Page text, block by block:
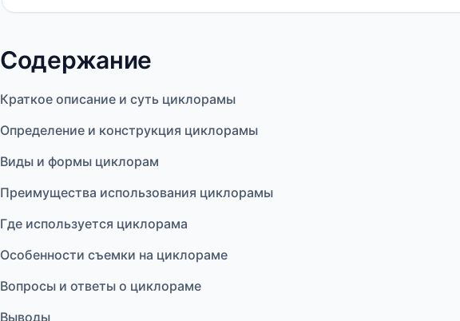
Содержание
Краткое описание и суть циклорамы
Определение и конструкция циклорамы
Виды и формы циклорам
Преимущества использования циклорамы
Где используется циклорама
Особенности съемки на циклораме
Вопросы и ответы о циклораме
Выводы